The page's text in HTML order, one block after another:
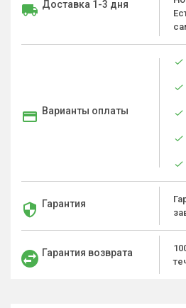
Доставка 1-3 дня
Варианты оплаты
Гарантия
Гарантия возврата